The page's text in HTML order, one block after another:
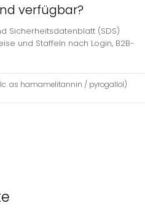
verfügbar?
Sicherheitsdatenblatt (SDS)
und Staffeln nach Login, B2B-
as hamamelitannin / pyrogallol)